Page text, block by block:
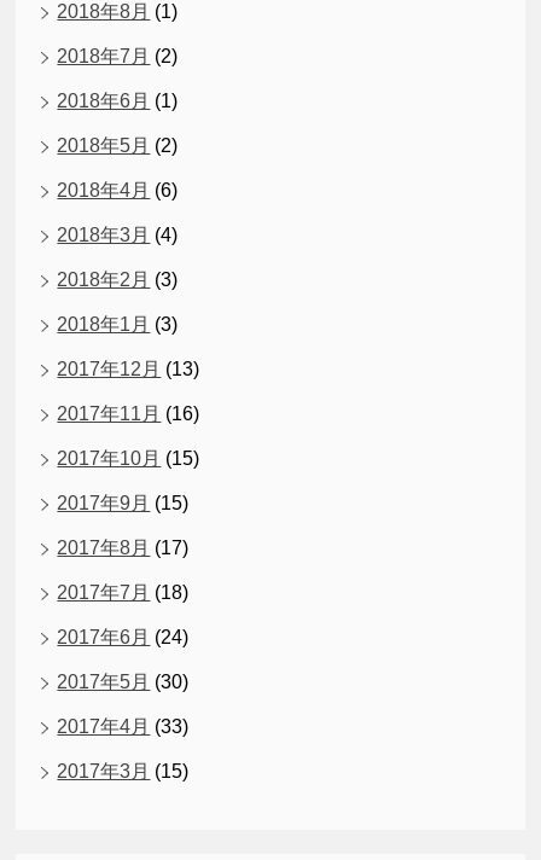
2018年8月 (1)
2018年7月 (2)
2018年6月 (1)
2018年5月 (2)
2018年4月 (6)
2018年3月 (4)
2018年2月 (3)
2018年1月 (3)
2017年12月 (13)
2017年11月 (16)
2017年10月 (15)
2017年9月 (15)
2017年8月 (17)
2017年7月 (18)
2017年6月 (24)
2017年5月 (30)
2017年4月 (33)
2017年3月 (15)